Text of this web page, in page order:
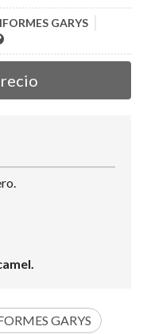
GARYS
GARYS